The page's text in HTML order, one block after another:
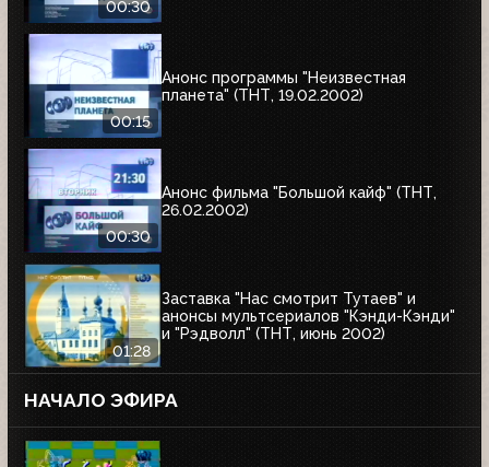
00:30
00:15
Анонс программы "Неизвестная
планета" (ТНТ, 19.02.2002)
00:30
Анонс фильма "Большой кайф" (ТНТ,
26.02.2002)
01:28
Заставка "Нас смотрит Тутаев" и
анонсы мультсериалов "Кэнди-Кэнди"
и "Рэдволл" (ТНТ, июнь 2002)
НАЧАЛО ЭФИРА